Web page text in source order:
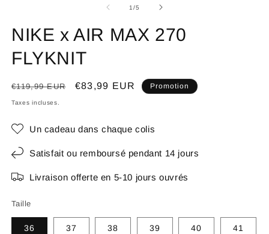
1/de
5
NIKE x AIR MAX 270
FLYKNIT
Prix
habituel
€119,99 EUR
Prix
€83,99 EUR Promotion
Taxes incluses.
Un cadeau dans chaque colis
Satisfait ou remboursé pendant 14 jours
Livraison offerte en 5-10 jours ouvrés
Taille
36 37 38 39 40 41